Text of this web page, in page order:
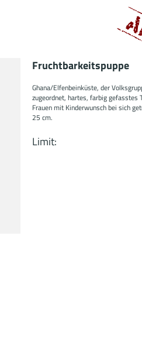
Fruchtbarkeitspuppe
Ghana/Elfenbeinküste, der
zugeordnet, hartes, farbig gefasstes
Frauen mit Kinderwunsch bei sich
25 cm.
Limit: